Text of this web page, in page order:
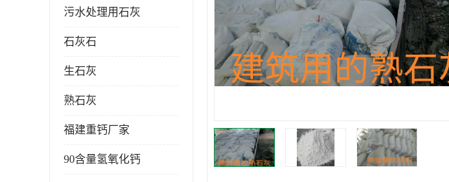
污水处理用石灰
石灰石
生石灰
熟石灰
福建重钙厂家
90含量氢氧化钙